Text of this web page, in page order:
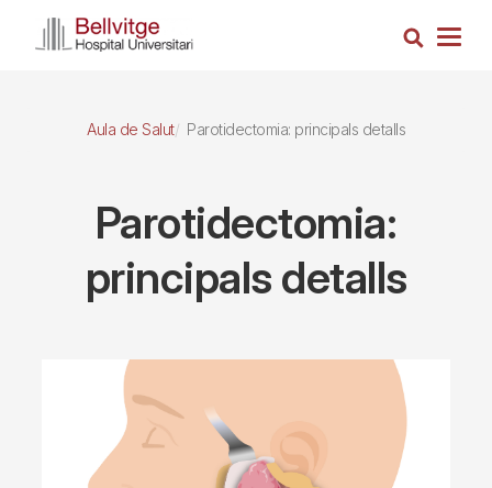
Cerca
Aula de Salut Parotidectomia: principals detalls
Parotidectomia:
principals detalls